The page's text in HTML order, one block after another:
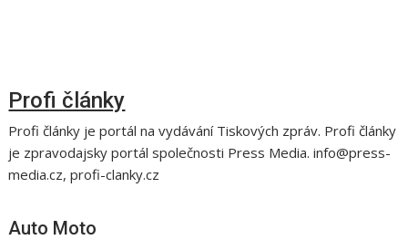
Profi články
Profi články je portál na vydávání Tiskových zpráv. Profi články
je zpravodajsky portál společnosti Press Media. info@press-
media.cz, profi-clanky.cz
Auto Moto